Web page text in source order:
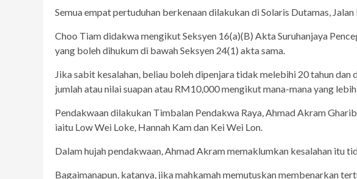
Semua empat pertuduhan berkenaan dilakukan di Solaris Dutamas, Jalan
Choo Tiam didakwa mengikut Seksyen 16(a)(B) Akta Suruhanjaya
yang boleh dihukum di bawah Seksyen 24(1) akta sama.
Jika sabit kesalahan, beliau boleh dipenjara tidak melebihi 20 tahun
jumlah atau nilai suapan atau RM10,000 mengikut mana-mana yang
Pendakwaan dilakukan Timbalan Pendakwa Raya, Ahmad Akram
iaitu Low Wei Loke, Hannah Kam dan Kei Wei Lon.
Dalam hujah pendakwaan, Ahmad Akram memaklumkan kesalahan itu
Bagaimanapun, katanya, jika mahkamah memutuskan membenarkan